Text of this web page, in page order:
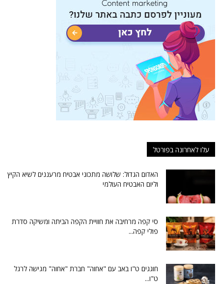
עלו לאחרונה בפורטל
האדום הגדול: שלושה מתכוני אבטיח מרעננים לשיא הקיץ
וליום האבטיח העולמי
סי קפה מרחיבה את חוויית הקפה הביתה ומשיקה סדרת
פולי קפה...
חוגגים ט"ו באב עם "אחוה" חברת "אחוה" מגישה לרגל
ט"ו...